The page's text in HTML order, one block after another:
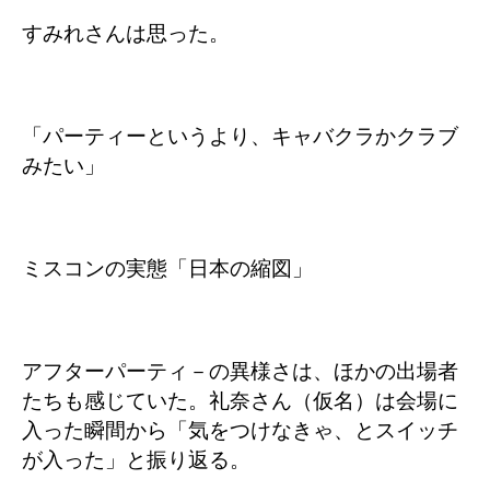
すみれさんは思った。
「パーティーというより、キャバクラかクラブ
みたい」
ミスコンの実態「日本の縮図」
アフターパーティ－の異様さは、ほかの出場者
たちも感じていた。礼奈さん（仮名）は会場に
入った瞬間から「気をつけなきゃ、とスイッチ
が入った」と振り返る。